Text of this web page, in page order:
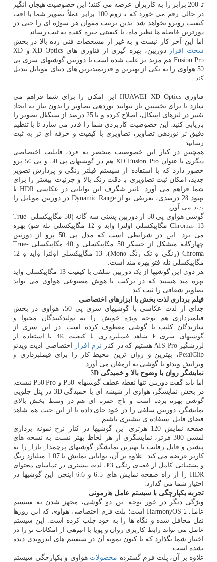
تا 200 برابر را به کاربران عرضه می کنند؛ این خصوصیت هیجان انگیز
در حالی رقم می خورد که تا زوم 100 برابر عملاً تصویر شما با افت
کیفیت روبرو نخواهد شد. بدین ترتیب میتوان هر سوژه ای را حتی در
دورترین فاصله ها نظیر ماه، با کیفیتی خیره کننده به ثبت رساند.
اما این آخر کار نیست و به غیر از مشخصات فنی رده بالا در بخش
سخت افزار
دوربین، بهره گیری از فناوری های XD Optics و XD
Fusion Pro هم مزید بر علت شده است تا دوربین گوشیهای سری پی
50 هواوی را به یکی از بهترین و قدرتمندترین های دنیای موبایل تبدیل
کند.
فناوری HUAWEI XD Optics این امکان را برای شما فراهم می
سازد تا برای نخستین بار بتوانید نوردهی تصاویر را بدون نیاز به ایجاد
تغییر در لنزهای اپتیکال، اصلاح کرده و تا 25 درصد از سیگنال تصویر را
بازیابی کنید. این خصوصیت کاربردی شما را قادر می سازد تا با تنظیم
دقیق تر نوردهی تصاویر، تصاویری با کیفیت و حرفه ای تر به ثبت
رسانید.
همچنین در کنار این خصوصیت منحصر به فرد، قابلیت اختصاصی
دیگری با عنوان XD Fusion Pro هم در گوشیهای پی 50 و پی 50 پرو
حضور دارد که با استفاده از سیستم فیلتر رنگی و پردازش تصویر
جدید، امکان ثبت تصاویری با دقت رنگ بالا و جزئیات بیشتر را برای
شما فراهم می آورد. تاثیر شگرف این توانایی در عکاسی HDR با
بهبود 28 درصدی، تعریفی نو از Dynamic Range در دوربین موبایل را
پدید می آورد.
گوشی هواوی پی 50 از دوربین پشتی سه گانه (50 مگاپیکسلی True-
Chroma، 13 مگاپیکسلی اولترا واید و 12 مگاپیکسلی تله فتو) بهره
می برد. این در شرایطی است که مدل پی 50 پرو از دوربین
چهارگانه متشکل از حسگر 50 مگاپیکسلی و 40 مگاپیکسلی True-
Chroma (رنگی و تک رنگ Mono)، 13 مگاپیکسلی اولترا واید و 12
مگاپیکسلی تله فتو بهره مند است.
هر دوی این گوشیها از یک دوربین سلفی با کیفیت 13 مگاپیکسلی واید
بهره مند هستند که در ترکیب با هوش مصنوعی هواوی می تواند
تصاویر شفافی را ثبت کند.
فیلم برداری لذت بخش با ابزارهای اختصاصی
جدای از لذت عکاسی با گوشیهای سری پی 50، هواوی در بخش
فیلمبرداری هم توجه ویژه خویش را به تولیدکنندگان محتوا و
سازندگان کلیپ با گوشی معطوف کرده است. در این سری از
گوشیهای سری P شاهد فیملبرداری با کیفیت 4K با استفاده از
لرزشگیر AIS Pro هستیم که در کنار
نرم افزار اختصاصی ادیت ویدئو
PetalClip، بهترین و روان ترین محیط کار را برای فیملبرداری و
ویرایش ویدئو با گوشی به ارمغان می آورد.
نمایشگر روان با وضوح بالا و خمیدگی 3D
اما باید گفت دوربین تنها نقطه عطف گوشیهای P50 و P50 Pro نیست.
در بخش نمایشگر، هواوی از شیشه ای با خمیدگی 3D در پنل جلویی
گوشی بهره برده است و ناچ حفره ای هم در وسط بخش بالای
نمایشگر، دوربین سلفی را در خود جای داده تا از این حیث هم شاهد
فضای قابل استفاده ی بیشتری باشیم.
صفحه نمایش 120 هرتزی این گوشیها در کنار نرخ نمونه برداری
لمسی 300 هرتز، نمایشگری از هر لحاظ بهتر نسبت به نسخه های
پیشین و قابل رقابت با بهترین نمایشگر گوشیهای پرچمدار بازار را به
کاربر عرضه می کند. علاوه بر آن، توانایی نمایش تا 1.07 میلیارد رنگ
و پشتیبانی کامل از فضای رنگی P3، لذت بیشتری در تماشای محتوای
HDR را از راه صفحه نمایش های 6.5 و 6.6 اینچی این گوشیها در
اختیار شما می گذارد.
تجربه یکپارچگی با سیستم عامل هارمونی
ویژگی دیگر در خور توجه این دو گوشی، مجهز شدن به سیستم
عامل HarmonyOS 2 است؛ پلت فرم اختصاصی هواوی که این روزها
نقل محافل شده و نگاه ها را به خود جلب کرده است. این سیستم
عامل می تواند رابط کاربری روان و پویا با انبوهی از امکانات نو را در
اختیار شما بگذارد که تا کنون نمونه آن در سیستم های اندرویدی دیده
نشده است.
علاوه بر آن، پلت فرم گسترده محصولات هواوی و یکپارچگی سیستم